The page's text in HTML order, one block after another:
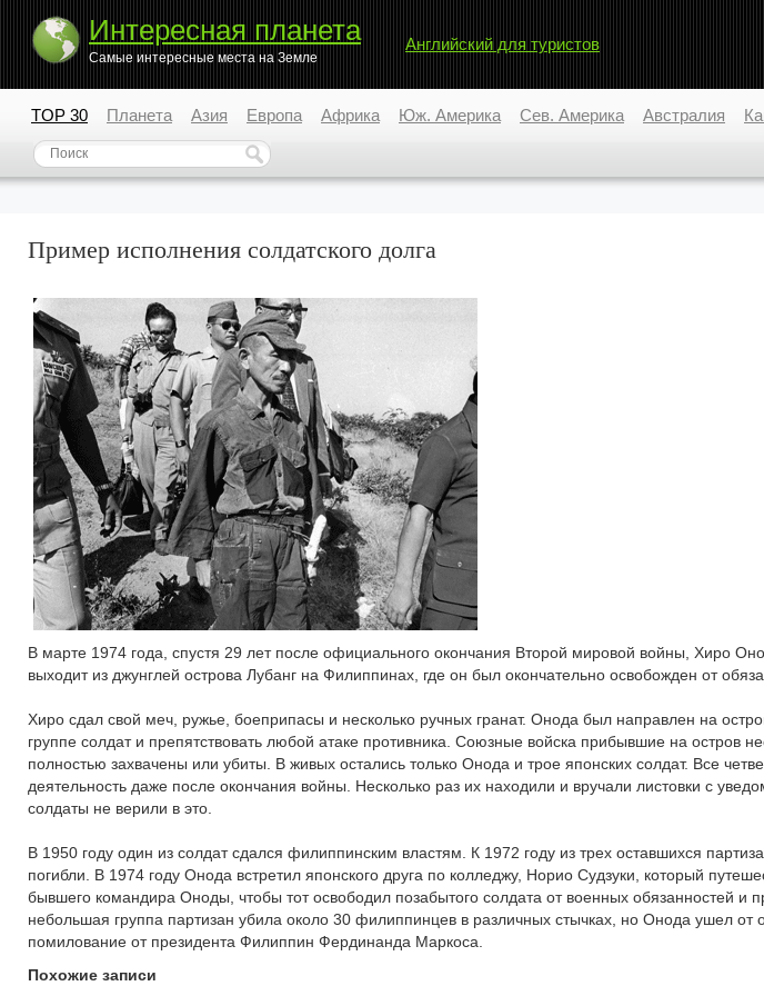
Интересная планета
Самые интересные места на Земле
Английский для туристов
TOP 30 Планета Азия Европа Африка Юж. Америка Сев. Америка Австралия
Пример исполнения солдатского долга
В марте 1974 года, спустя 29 лет после официального окончания Второй мировой войны, Хиро
выходит из джунглей острова Лубанг на Филиппинах, где он был окончательно освобожден от
Хиро сдал свой меч, ружье, боеприпасы и несколько ручных гранат. Онода был направлен на
группе солдат и препятствовать любой атаке противника. Союзные войска прибывшие на остров
полностью захвачены или убиты. В живых остались только Онода и трое японских солдат. Все
деятельность даже после окончания войны. Несколько раз их находили и вручали листовки с
солдаты не верили в это.
В 1950 году один из солдат сдался филиппинским властям. К 1972 году из трех оставшихся
погибли. В 1974 году Онода встретил японского друга по колледжу, Норио Судзуки, который
бывшего командира Оноды, чтобы тот освободил позабытого солдата от военных обязанностей и
небольшая группа партизан убила около 30 филиппинцев в различных стычках, но Онода ушел от
помилование от президента Филиппин Фердинанда Маркоса.
Похожие записи